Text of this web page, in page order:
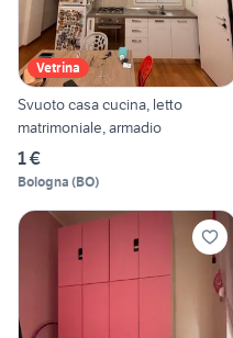
Vetrina
Svuoto casa cucina, letto
matrimoniale, armadio
1 €
Bologna (BO)